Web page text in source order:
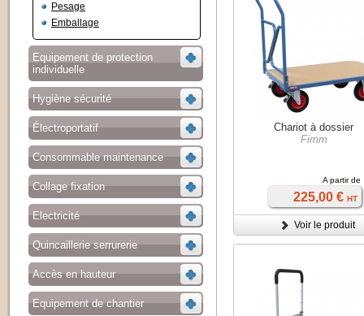
Pesage
Emballage
Equipement de protection
individuelle
Hygiène sécurité
Électroportatif
Consommable maintenance
Collage fixation
Electricité
Quincaillerie serrurerie
Accès en hauteur
Equipement de chantier
Chariot à dossier
Fimm
A partir de
225,00 € HT
Voir le produit